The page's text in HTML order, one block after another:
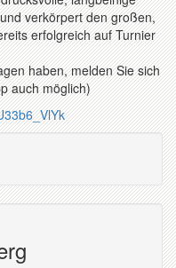
verkörpert den großen,
erfolgreich auf Turnier
haben, melden Sie sich
auch möglich)